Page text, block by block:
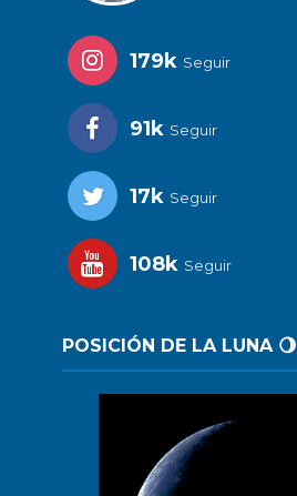
179k Seguir
91k Seguir
17k Seguir
108k Seguir
POSICIÓN DE LA LUNA 🌖